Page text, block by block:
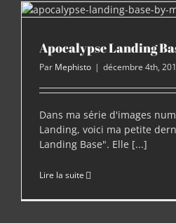
Apocalypse Landing
Par Mephisto | décembre 4th,
Dans ma série d'images
Landing, voici ma petite
Landing Base". Elle [...]
Lire la suite